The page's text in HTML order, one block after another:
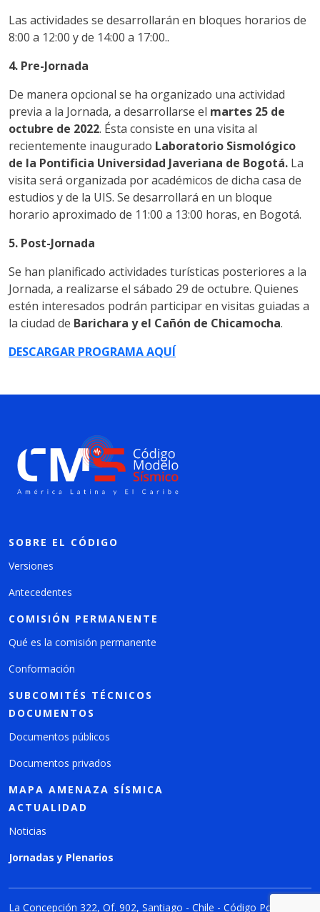
Las actividades se desarrollarán en bloques horarios de
8:00 a 12:00 y de 14:00 a 17:00..
4. Pre-Jornada
De manera opcional se ha organizado una actividad
previa a la Jornada, a desarrollarse el martes 25 de
octubre de 2022. Ésta consiste en una visita al
recientemente inaugurado Laboratorio Sismológico
de la Pontificia Universidad Javeriana de Bogotá. La
visita será organizada por académicos de dicha casa de
estudios y de la UIS. Se desarrollará en un bloque
horario aproximado de 11:00 a 13:00 horas, en Bogotá.
5. Post-Jornada
Se han planificado actividades turísticas posteriores a la
Jornada, a realizarse el sábado 29 de octubre. Quienes
estén interesados podrán participar en visitas guiadas a
la ciudad de Barichara y el Cañón de Chicamocha.
DESCARGAR PROGRAMA AQUÍ
SOBRE EL CÓDIGO
Versiones
Antecedentes
COMISIÓN PERMANENTE
Qué es la comisión permanente
Conformación
SUBCOMITÉS TÉCNICOS
DOCUMENTOS
Documentos públicos
Documentos privados
MAPA AMENAZA SÍSMICA
ACTUALIDAD
Noticias
Jornadas y Plenarios
La Concepción 322, Of. 902, Santiago - Chile - Código Postal